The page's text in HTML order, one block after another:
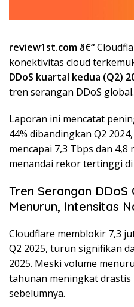
review1st.com â€“
konektivitas cloud
DDoS kuartal kedua (Q2)
tren serangan DDoS global.
Laporan ini mencatat
44% dibandingkan Q2
mencapai 7,3 Tbps dan
menandai rekor tertinggi
Tren Serangan DDoS
Menurun, Intensitas
Cloudflare memblokir 7,3
Q2 2025, turun signifikan
2025. Meski volume
tahunan meningkat drastis
sebelumnya.